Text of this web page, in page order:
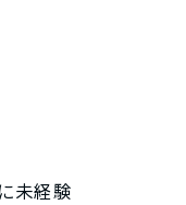
未経験